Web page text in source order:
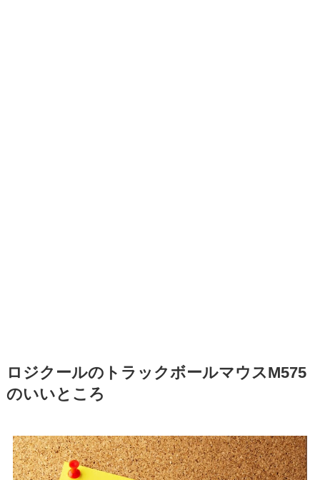
ロジクールのトラックボールマウスM575
のいいところ